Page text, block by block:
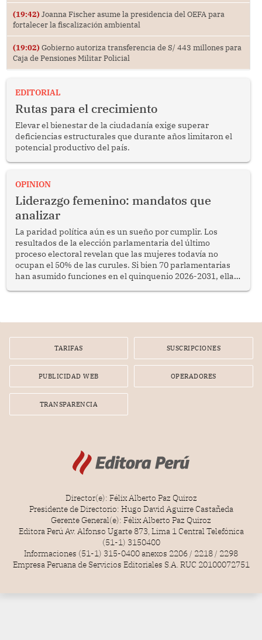
(19:42) Joanna Fischer asume la presidencia del OEFA para
fortalecer la fiscalización ambiental
(19:02) Gobierno autoriza transferencia de S/ 443 millones para
Caja de Pensiones Militar Policial
EDITORIAL
Rutas para el crecimiento
Elevar el bienestar de la ciudadanía exige superar
deficiencias estructurales que durante años limitaron el
potencial productivo del país.
OPINION
Liderazgo femenino: mandatos que
analizar
La paridad política aún es un sueño por cumplir. Los
resultados de la elección parlamentaria del último
proceso electoral revelan que las mujeres todavía no
ocupan el 50% de las curules. Si bien 70 parlamentarias
han asumido funciones en el quinquenio 2026-2031, ellas
TARIFAS SUSCRIPCIONES
PUBLICIDAD WEB OPERADORES
TRANSPARENCIA
Director(e): Félix Alberto Paz Quiroz
Presidente de Directorio: Hugo David Aguirre Castañeda
Gerente General(e): Félix Alberto Paz Quiroz
Editora Perú Av. Alfonso Ugarte 873, Lima 1 Central Telefónica
(51-1) 3150400
Informaciones (51-1) 315-0400 anexos 2206 / 2218 / 2298
Empresa Peruana de Servicios Editoriales S.A. RUC 20100072751